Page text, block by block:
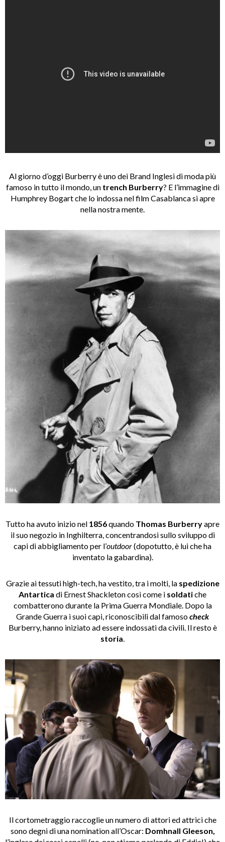
Al giorno d’oggi Burberry è uno dei Brand Inglesi di moda più
famoso in tutto il mondo, un trench Burberry? E l’immagine di
Humphrey Bogart che lo indossa nel film Casablanca si apre
nella nostra mente.
Tutto ha avuto inizio nel 1856quando Thomas Burberryapre
il suo negozio in Inghilterra, concentrandosi sullo sviluppo di
capi di abbigliamento per l’outdoor(dopotutto, è lui che ha
inventato la gabardina).
Grazie ai tessuti high-tech, ha vestito, tra i molti, la spedizione
Antartica di Ernest Shackleton così come i soldatiche
combatterono durante la Prima Guerra Mondiale. Dopo la
Grande Guerra i suoi capi, riconoscibili dal famosocheck
Burberry, hanno iniziato ad essere indossati da civili. Il resto è
storia
Il cortometraggio raccoglie un numero di attori ed attrici che
sono degni di una nomination all’Oscar: Domhnall Gleeson,